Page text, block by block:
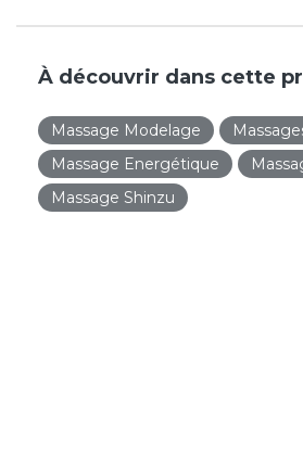
À découvrir dans cette
Massage Modelage
Massage Energétique
Massage Shinzu